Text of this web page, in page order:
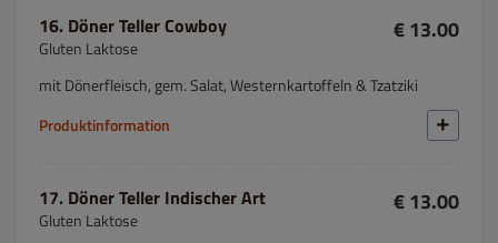
16. Döner Teller Cowboy
Gluten Laktose
€ 13.00
mit Dönerfleisch, gem. Salat, Westernkartoffeln & Tzatziki
Produktinformation
17. Döner Teller Indischer Art
Gluten Laktose
€ 13.00